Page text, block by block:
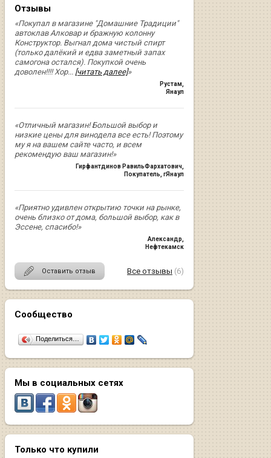
Отзывы
«Покупал в магазине "Домашние Традиции"
автоклав Алковар и бражную колонну
Конструктор. Выгнал дома чистый спирт
(только далёкий и едва заметный запах
самогона остался). Покупкой очень
доволен!!!! Хор... [читать далее]»
Рустам
Янаул
«Отличный магазин! Большой выбор и
низкие цены для винодела все есть! Поэтому
му я на вашем сайте часто, и всем
рекомендую ваш магазин!»
Гирфантдинов РавильФархатович
Покупатель, гЯнаул
«Приятно удивлен открытию точки на рынке,
очень близко от дома, большой выбор, как в
Эссене, спасибо!»
Александр
Нефтекамск
Оставить отзыв Все отзывы (6)
Сообщество
Поделиться…
Мы в социальных сетях
Только что купили